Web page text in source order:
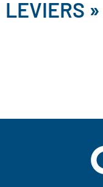
LEVIERS »